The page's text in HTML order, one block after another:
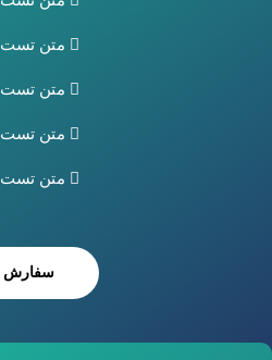
متن تست
متن تست
متن تست
متن تست
سفارش